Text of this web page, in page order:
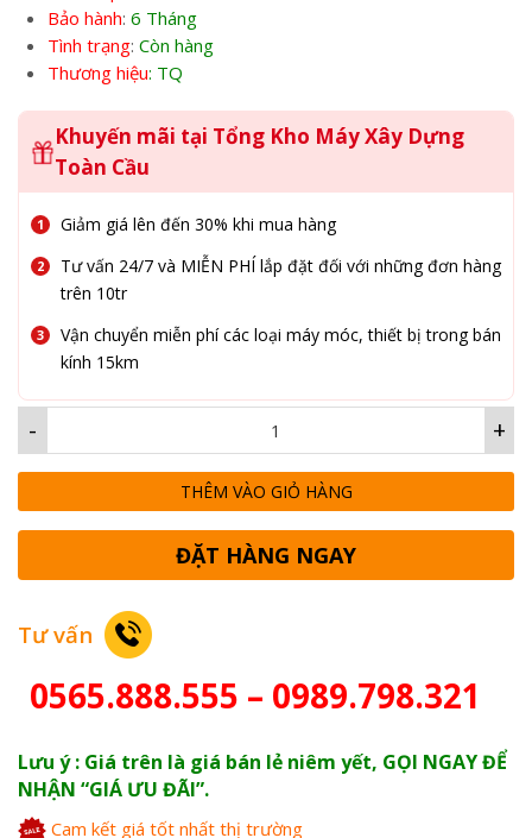
Bảo hành: 6 Tháng
Tình trạng: Còn hàng
Thương hiệu: TQ
Khuyến mãi tại Tổng Kho Máy Xây Dựng
Toàn Cầu
Giảm giá lên đến 30% khi mua hàng
Tư vấn 24/7 và MIỄN PHÍ lắp đặt đối với những đơn hàng
trên 10tr
Vận chuyển miễn phí các loại máy móc, thiết bị trong bán
kính 15km
+
-
THÊM VÀO GIỎ HÀNG
ĐẶT HÀNG NGAY
Tư vấn
0565.888.555 – 0989.798.321
Lưu ý : Giá trên là giá bán lẻ niêm yết, GỌI NGAY ĐỂ
NHẬN “GIÁ ƯU ĐÃI”.
Cam kết giá tốt nhất thị trường